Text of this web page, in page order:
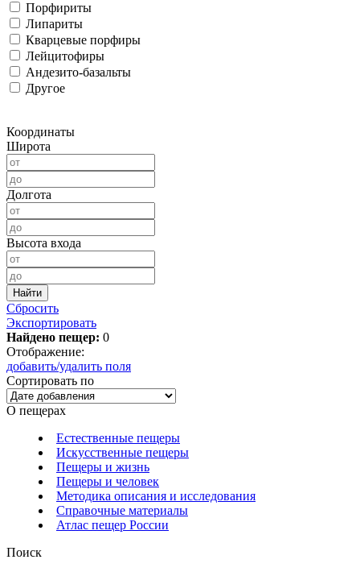
Порфириты
Липариты
Кварцевые порфиры
Лейцитофиры
Андезито-базальты
Другое
Координаты
Широта
Долгота
Высота входа
Сбросить
Экспортировать
Найдено пещер: 0
Отображение:
добавить/удалить поля
Сортировать по
О пещерах
Естественные пещеры
Искусственные пещеры
Пещеры и жизнь
Пещеры и человек
Методика описания и исследования
Справочные материалы
Атлас пещер России
Поиск